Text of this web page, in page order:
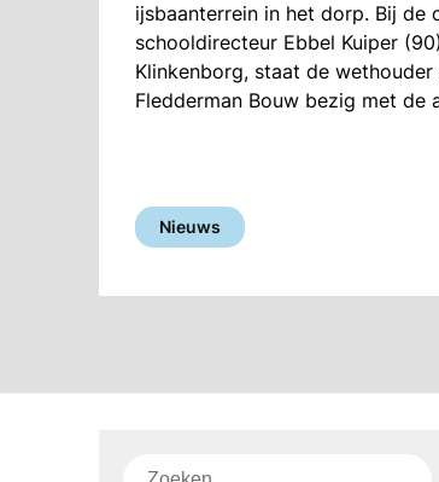
ijsbaanterrein in het dorp. Bij
schooldirecteur Ebbel Kuiper
Klinkenborg, staat de
Fledderman Bouw bezig met de
Nieuws
Zoeken